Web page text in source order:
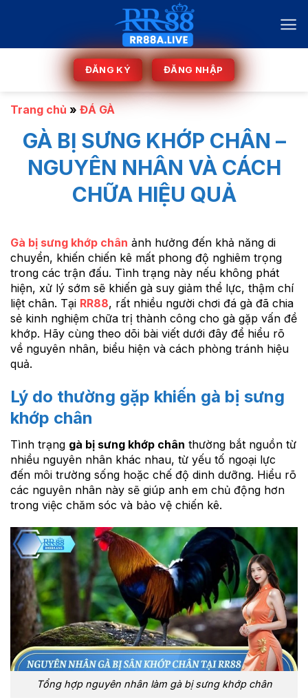
ĐĂNG KÝ ĐĂNG NHẬP
Trang chủ » ĐÁ GÀ
GÀ BỊ SƯNG KHỚP CHÂN –
NGUYÊN NHÂN VÀ CÁCH
CHỮA HIỆU QUẢ
Gà bị sưng khớp chân ảnh hưởng đến khả năng di
chuyển, khiến chiến kê mất phong độ nghiêm trọng
trong các trận đấu. Tình trạng này nếu không phát
hiện, xử lý sớm sẽ khiến gà suy giảm thể lực, thậm chí
liệt chân. Tại RR88, rất nhiều người chơi đá gà đã chia
sẻ kinh nghiệm chữa trị thành công cho gà gặp vấn đề
khớp. Hãy cùng theo dõi bài viết dưới đây để hiểu rõ
về nguyên nhân, biểu hiện và cách phòng tránh hiệu
quả.
Lý do thường gặp khiến gà bị sưng
khớp chân
Tình trạng gà bị sưng khớp chân thường bắt nguồn từ
nhiều nguyên nhân khác nhau, từ yếu tố ngoại lực
đến môi trường sống hoặc chế độ dinh dưỡng. Hiểu rõ
các nguyên nhân này sẽ giúp anh em chủ động hơn
trong việc chăm sóc và bảo vệ chiến kê.
Tổng hợp nguyên nhân làm gà bị sưng khớp chân